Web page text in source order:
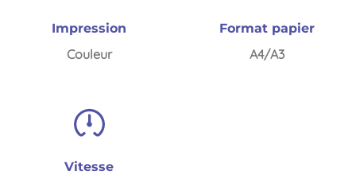
Impression
Couleur
Format papier
A4/A3
Vitesse